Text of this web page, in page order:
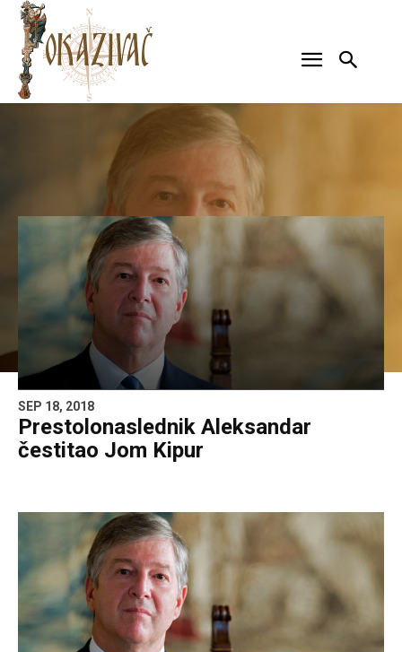
SEP 18, 2018
Prestolonaslednik Aleksandar
čestitao Jom Kipur